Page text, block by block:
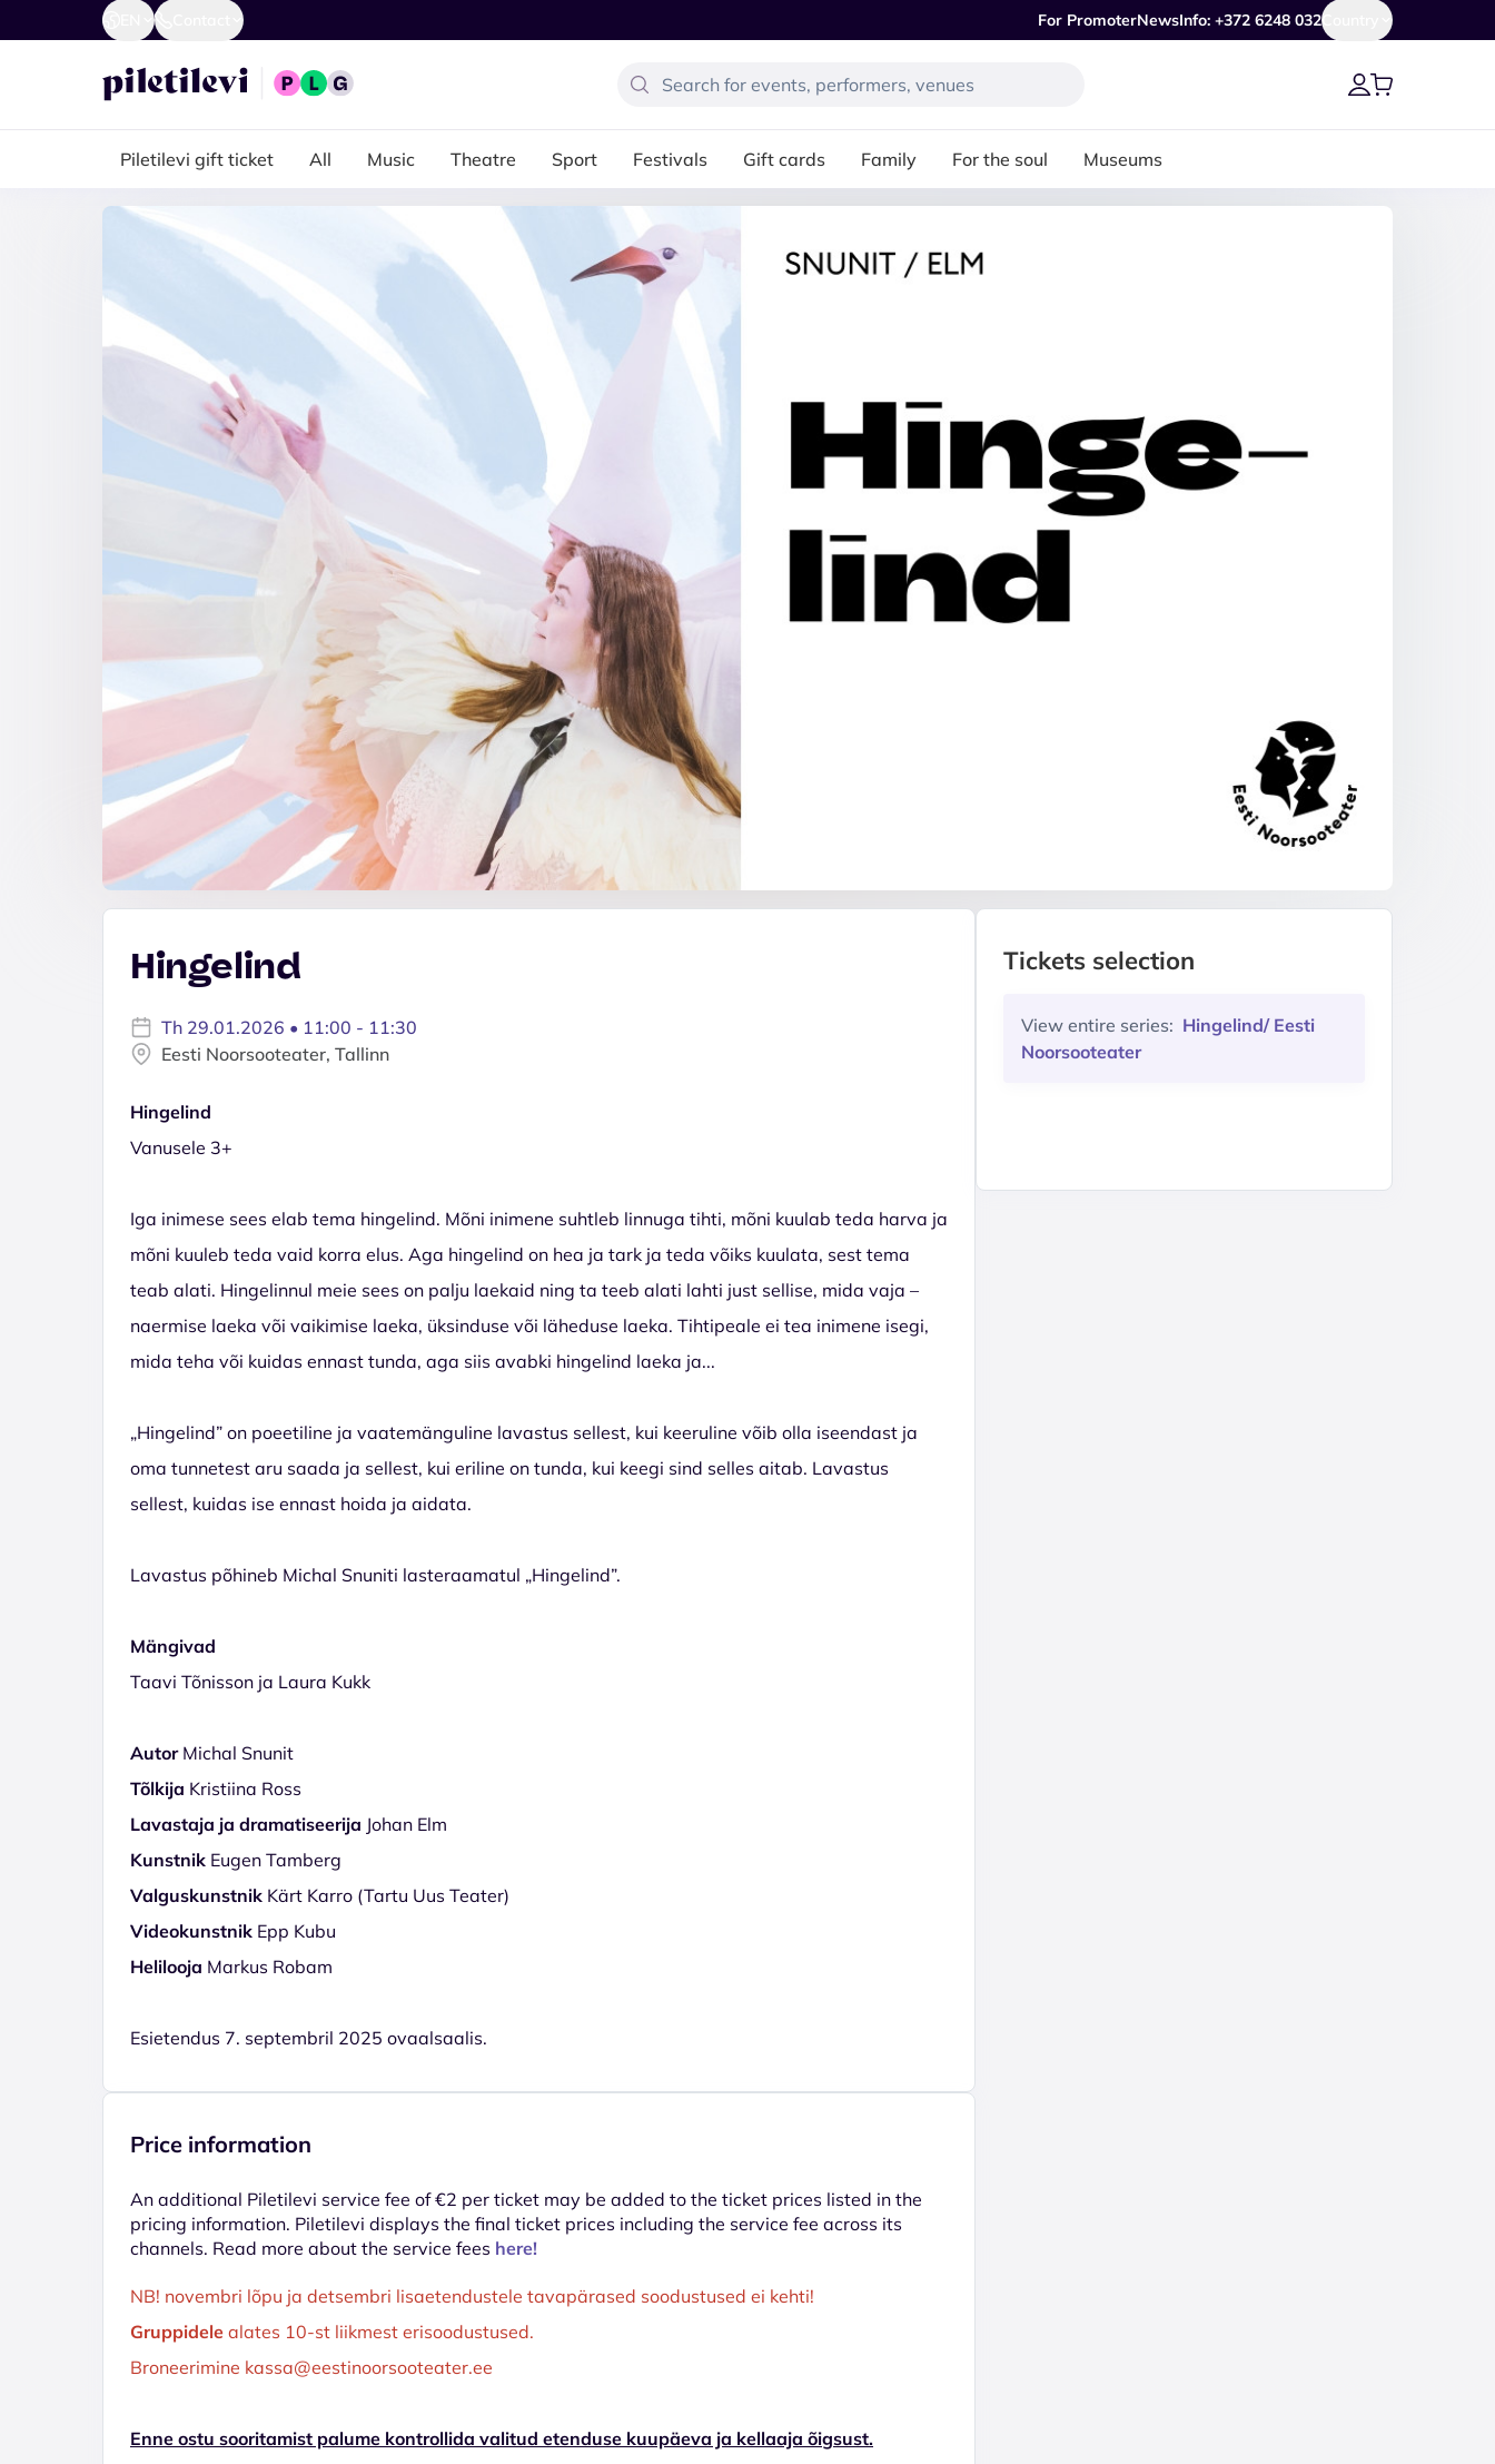
For PromoterNewsInfo: +372 6248 032Country
Piletilevi gift ticket All Music Theatre Sport Festivals Gift cards Family For the soul Museums
Hingelind
Th 29.01.2026 • 11:00 - 11:30
Eesti Noorsooteater, Tallinn
Hingelind
Vanusele 3+
Iga inimese sees elab tema hingelind. Mõni inimene suhtleb linnuga tihti, mõni kuulab teda harva ja
mõni kuuleb teda vaid korra elus. Aga hingelind on hea ja tark ja teda võiks kuulata, sest tema
teab alati. Hingelinnul meie sees on palju laekaid ning ta teeb alati lahti just sellise, mida vaja –
naermise laeka või vaikimise laeka, üksinduse või läheduse laeka. Tihtipeale ei tea inimene isegi,
mida teha või kuidas ennast tunda, aga siis avabki hingelind laeka ja...
„Hingelind” on poeetiline ja vaatemänguline lavastus sellest, kui keeruline võib olla iseendast ja
oma tunnetest aru saada ja sellest, kui eriline on tunda, kui keegi sind selles aitab. Lavastus
sellest, kuidas ise ennast hoida ja aidata.
Lavastus põhineb Michal Snuniti lasteraamatul „Hingelind”.
Mängivad
Taavi Tõnisson ja Laura Kukk
AutorMichal Snunit
Tõlkija Kristiina Ross
Lavastaja ja dramatiseerija Johan Elm
Kunstnik Eugen Tamberg
Valguskunstnik Kärt Karro (Tartu Uus Teater)
Videokunstnik Epp Kubu
Helilooja Markus Robam
Esietendus 7. septembril 2025 ovaalsaalis.
Price information
An additional Piletilevi service fee of €2 per ticket may be added to the ticket prices listed in the
pricing information. Piletilevi displays the final ticket prices including the service fee across its
channels. Read more about the service fees here!
NB! novembri lõpu ja detsembri lisaetendustele tavapärased soodustused ei kehti!
Gruppidele alates 10-st liikmest erisoodustused.
Broneerimine kassa@eestinoorsooteater.ee
Enne ostu sooritamist palume kontrollida valitud etenduse kuupäeva ja kellaaja õigsust.
Tickets selection
View entire series: Hingelind/ Eesti
Noorsooteater